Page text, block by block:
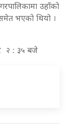
उहाँको
भएको थियो ।
२ : ३५ बजे